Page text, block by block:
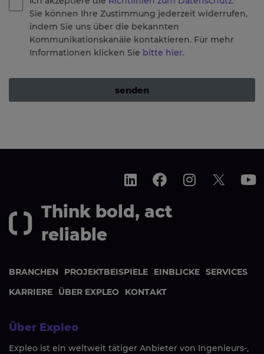
Sie können Ihre Zustimmung jederzeit widerrufen,
indem Sie uns über die bekannten
Kommunikationskanäle kontaktieren. Für mehr
Informationen klicken Sie bitte hier.
senden
Think bold, act
reliable
BRANCHEN PROJEKTBEISPIELE EINBLICKE SERVICES
KARRIERE
ÜBER EXPLEO KONTAKT
Über Expleo
Expleo ist ein weltweit tätiger Anbieter von Ingenieurs-,